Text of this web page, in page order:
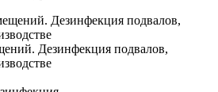
Дезинфекция подвалов,